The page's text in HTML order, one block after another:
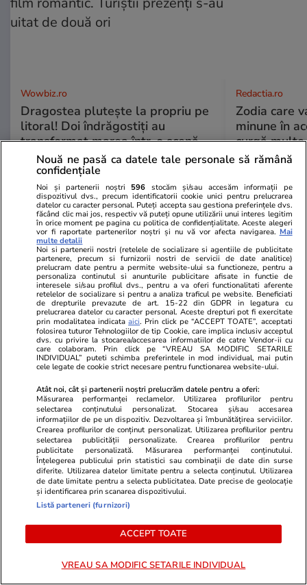
Wowbiz.ro
Dragostea plutește la propriu pe
litoral! Doi îndrăgostiți au
transformat marea într-o scenă
de film romantic. Turiștii prezenți
s-au uitat de două ori
Redactia.ro
Zodia care
minune în
curgă
POLITIC
Politică 25 iul.
Mutarea prin care AUR, S.O.S. și
POT au făcut front comun în
opoziție împotriva legii care
permite Armatei să doboare
dronele neautorizate. CCR a
tranșat definitiv disputa
Politică
Cum a apărut Mirabela
Grădinaru la întâlnirea cu
președinta Indiei, Droupadi
Murmu, la Palatul Cotroceni.
Motivul pentru care a ales o
rochie galbenă
PARTENERI
Nouă ne pasă ca datele tale personale să rămână
confidențiale
Noi și partenerii noștri 596 stocăm și/sau accesăm informații pe
dispozitivul dvs., precum identificatorii cookie unici pentru prelucrarea
datelor cu caracter personal. Puteți accepta sau gestiona preferințele dvs.
făcând clic mai jos, respectiv vă puteți opune utilizării unui interes legitim
în orice moment pe pagina cu politica de confidențialitate. Aceste alegeri
vor fi raportate partenerilor noștri și nu vă vor afecta navigarea. Mai
multe detalii
Noi si partenerii nostri (retelele de socializare si agentiile de publicitate
partenere, precum si furnizorii nostri de servicii de date analitice)
prelucram date pentru a permite website-ului sa functioneze, pentru a
personaliza continutul si anunturile publicitare afisate in functie de
interesele si/sau profilul dvs., pentru a va oferi functionalitati aferente
retelelor de socializare si pentru a analiza traficul pe website. Beneficiati
de drepturile prevazute de art. 15-22 din GDPR in legatura cu
prelucrarea datelor cu caracter personal. Aceste drepturi pot fi exercitate
prin modalitatea indicataaici. Prin click pe “ACCEPT TOATE”, acceptati
folosirea tuturor Tehnologiilor de tip Cookie, care implica inclusiv acceptul
dvs. cu privire la stocarea/accesarea informatiilor de catre Vendor-ii cu
care colaboram. Prin click pe “VREAU SA MODIFIC SETARILE
INDIVIDUAL” puteti schimba preferintele in mod individual, mai putin
cele legate de cookie strict necesare pentru functionarea website-ului.
Atât noi, cât și partenerii noștri prelucrăm datele pentru a oferi:
Măsurarea performanței reclamelor. Utilizarea profilurilor pentru
selectarea conținutului personalizat. Stocarea și/sau accesarea
informațiilor de pe un dispozitiv. Dezvoltarea și îmbunătățirea serviciilor.
Crearea profilurilor de conținut personalizat. Utilizarea profilurilor pentru
selectarea publicității personalizate. Crearea profilurilor pentru
publicitate personalizată. Măsurarea performanței conținutului.
Înțelegerea publicului prin statistici sau combinații de date din surse
diferite. Utilizarea datelor limitate pentru a selecta conținutul. Utilizarea
de date limitate pentru a selecta publicitatea. Date precise de geolocație
și identificarea prin scanarea dispozitivului.
Listă parteneri (furnizori)
ACCEPT TOATE
VREAU SA MODIFIC SETARILE INDIVIDUAL